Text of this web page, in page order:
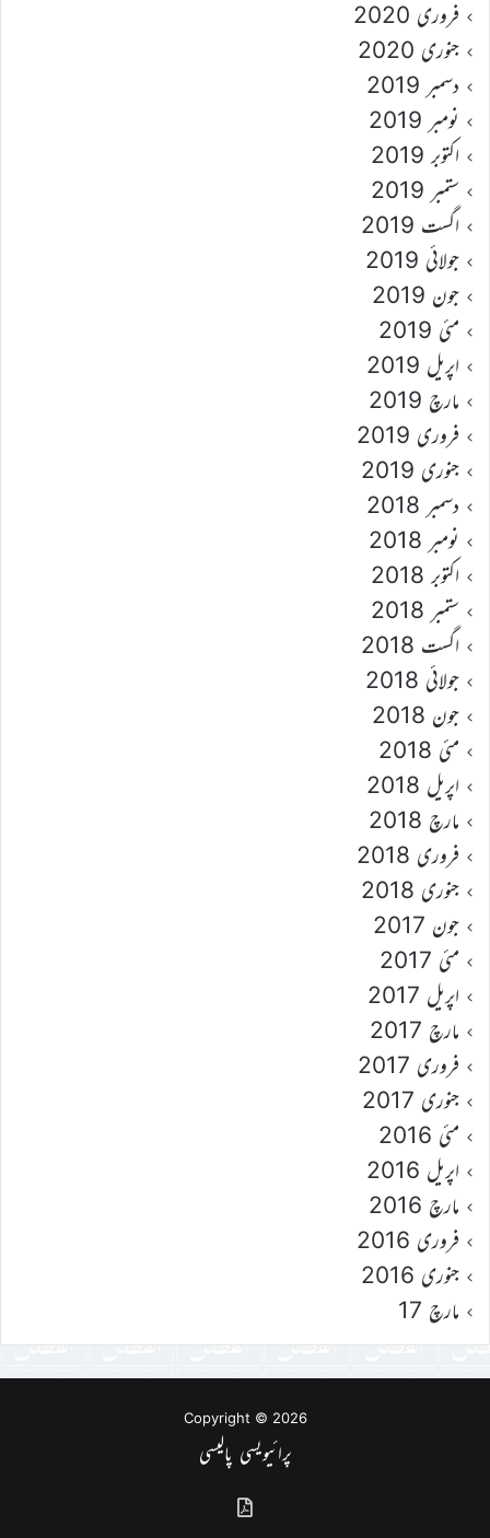
فروری 2020
جنوری 2020
دسمبر 2019
نومبر 2019
اکتوبر 2019
ستمبر 2019
اگست 2019
جولائی 2019
جون 2019
مئی 2019
اپریل 2019
مارچ 2019
فروری 2019
جنوری 2019
دسمبر 2018
نومبر 2018
اکتوبر 2018
ستمبر 2018
اگست 2018
جولائی 2018
جون 2018
مئی 2018
اپریل 2018
مارچ 2018
فروری 2018
جنوری 2018
جون 2017
مئی 2017
اپریل 2017
مارچ 2017
فروری 2017
جنوری 2017
مئی 2016
اپریل 2016
مارچ 2016
فروری 2016
جنوری 2016
مارچ 17
Copyright © 2026
پرائیویسی پالیسی
گذشتہ